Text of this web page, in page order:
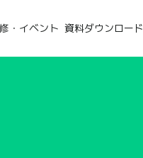
・イベント 資料ダウンロード